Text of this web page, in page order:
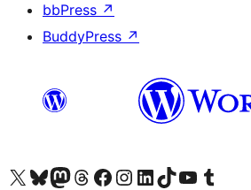
bbPress ↗
BuddyPress ↗
Bezoek ons X (voorheen Twitter) account
Bezoek ons Bluesky account
Bezoek ons Mastodon account
Bezoek ons Threads account
Onze Facebook pagina bezoeken
Bezoek ons Instagram account
Bezoek ons LinkedIn account
Bezoek ons TikTok account
Bezoek ons YouTube kanaal
Bezoek ons